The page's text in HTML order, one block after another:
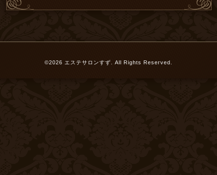
©2026 エステサロンすず . All Rights Reserved.